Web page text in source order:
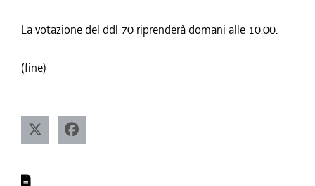
La votazione del ddl 70 riprenderà domani alle 10.00.
(fine)